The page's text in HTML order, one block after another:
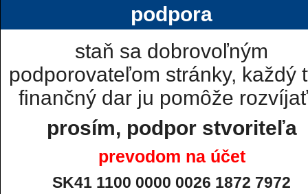
podpora
staň sa dobrovoľným
podporovateľom stránky, každý
finančný dar ju pomôže
prosím, podpor stvoriteľa
prevodom na účet
SK41 1100 0000 0026 1872 7972